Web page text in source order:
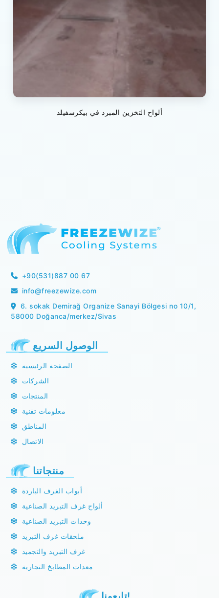
ألواح التخزين المبرد في بيكرسفيلد
+90(531)887 00 67
info@freezewize.com
6. sokak Demirağ Organize Sanayi Bölgesi no 10/1,
58000 Doğanca/merkez/Sivas
الوصول السريع
الصفحة الرئيسية
الشركات
المنتجات
معلومات تقنية
المناطق
الاتصال
منتجاتنا
أبواب الغرف الباردة
ألواح غرف التبريد الصناعية
وحدات التبريد الصناعية
ملحقات غرف التبريد
غرف التبريد والتجميد
معدات المطابخ التجارية